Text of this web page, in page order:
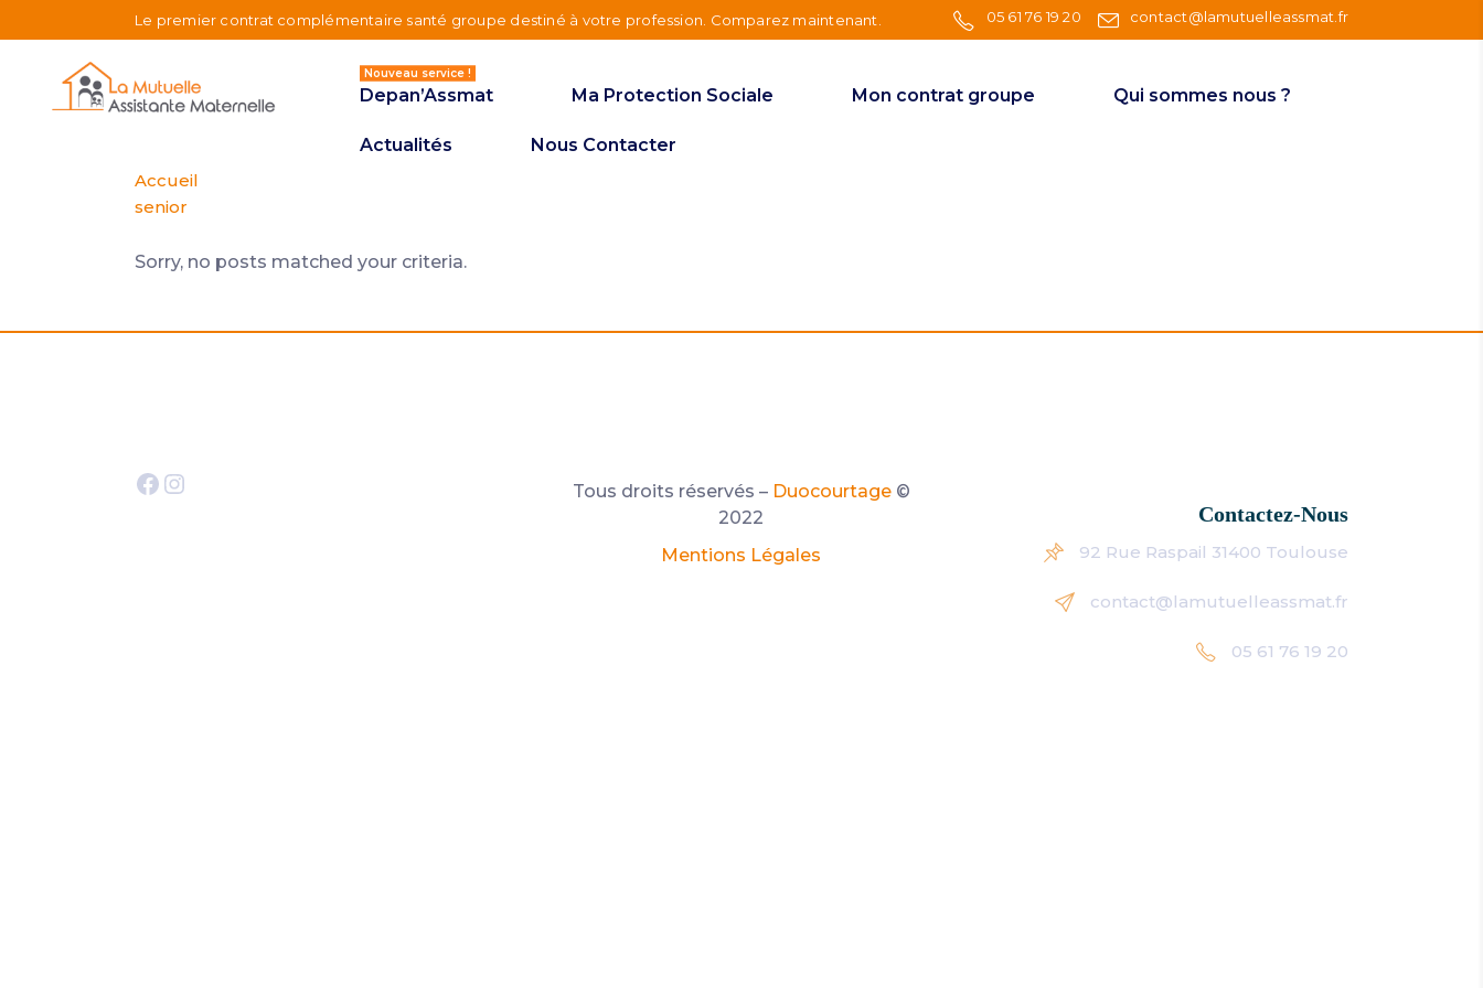
Le premier contrat complémentaire santé groupe destiné à votre profession. Comparez maintenant. 05 61 76 19 20 contact@lamutuelleassmat.fr
Nouveau service !
Nouveau service !
Depan’Assmat Ma Protection Sociale Mon contrat groupe Qui sommes nous ?
Actualités
Nous Contacter
Accueil
senior
Sorry, no posts matched your criteria.
Facebook
Instagram Tous droits réservés – Duocourtage©
2022
Mentions Légales
Contactez-Nous
92 Rue Raspail 31400 Toulouse
contact@lamutuelleassmat.fr
05 61 76 19 20